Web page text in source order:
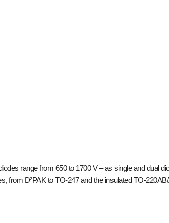
range from 650 to 1700 V – as single and dual
from D²PAK to TO-247 and the insulated TO-